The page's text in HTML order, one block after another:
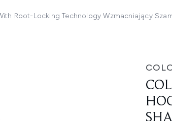
Root-Locking Technology Wzmacniający
with Root-Locking Technology